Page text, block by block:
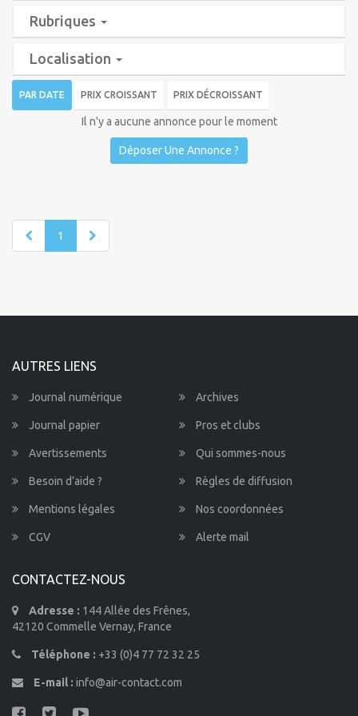
Rubriques
Localisation
PAR DATE PRIX CROISSANT PRIX DÉCROISSANT
Il n'y a aucune annonce pour le moment
Déposer Une Annonce ?
1
AUTRES LIENS
Journal numérique Archives
Journal papier Pros et clubs
Avertissements Qui sommes-nous
Besoin d’aide ? Règles de diffusion
Mentions légales Nos coordonnées
CGV Alerte mail
CONTACTEZ-NOUS
Adresse : 144 Allée des Frênes,
42120 Commelle Vernay, France
Téléphone : +33 (0)4 77 72 32 25
E-mail : info@air-contact.com